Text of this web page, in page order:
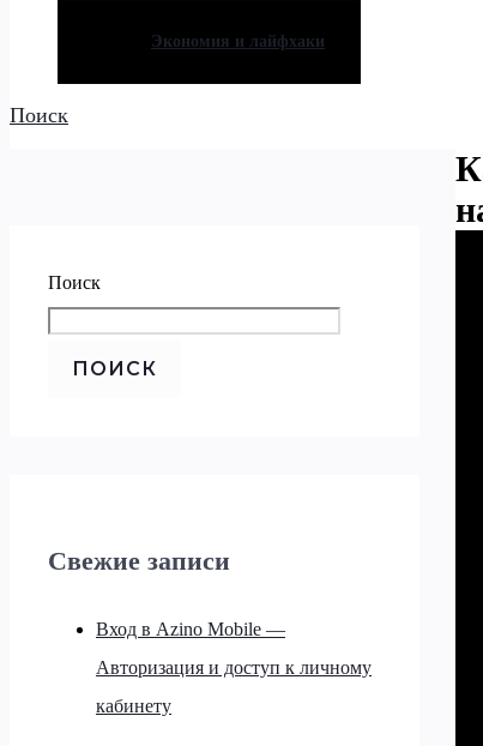
Экономия и лайфхаки
Поиск
Поиск
ПОИСК
Свежие записи
Вход в Azino Mobile —
Авторизация и доступ к личному
кабинету